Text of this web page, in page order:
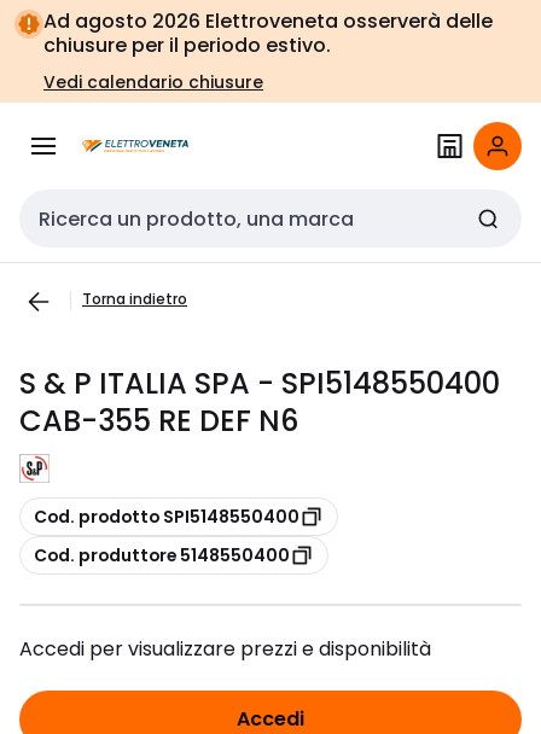
Vai alla
navigazione
Vai
alla
pagina
Ad agosto 2026 Elettroveneta osserverà delle
chiusure per il periodo estivo.
Vedi calendario chiusure
Cerca input
Torna indietro
S & P ITALIA SPA - SPI5148550400
CAB-355 RE DEF N6
copia
Cod. prodotto SPI5148550400
copia
Cod. produttore 5148550400
Accedi per visualizzare prezzi e disponibilità
Accedi